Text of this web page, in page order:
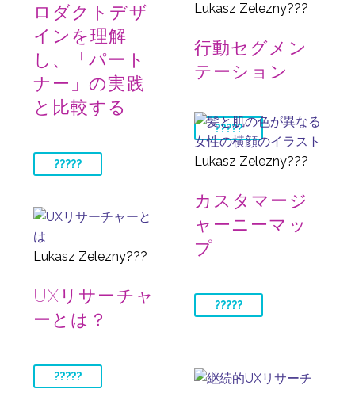
ロダクトデザ
インを理解
し、「パート
ナー」の実践
と比較する
?????
Lukasz Zelezny???
行動セグメン
テーション
?????
Lukasz Zelezny???
カスタマージ
ャーニーマッ
プ
?????
Lukasz Zelezny???
UXリサーチャ
ーとは？
?????